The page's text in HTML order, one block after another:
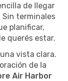
de llegar
Sin terminales
planificar,
querés estar.
vista clara.
de la
Air Harbor